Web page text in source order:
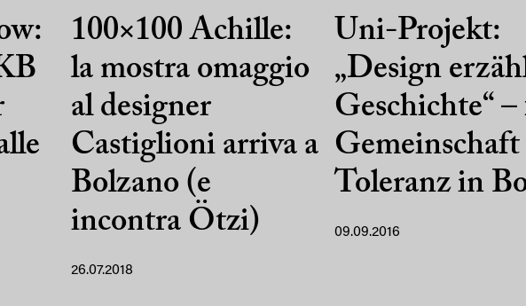
100×100 Achille:
la mostra omaggio
al designer
Castiglioni arriva a
Bolzano (e
incontra Ötzi)
26.07.2018
Uni-Projekt:
„Design
Geschichte“
Gemeinschaft
Toleranz in
09.09.2016